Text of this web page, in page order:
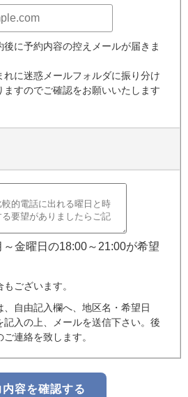
に予約内容の控えメールが届きま
に迷惑メールフォルダに振り分け
ますのでご確認をお願いいたします
金曜日の18:00～21:00が希望
ございます。
自由記入欄へ、地区名・希望日
入の上、メールを送信下さい。後
連絡を致します。